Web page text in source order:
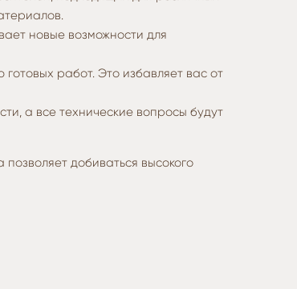
новые возможности для
работ. Это избавляет вас от
а все технические вопросы будут
добиваться высокого